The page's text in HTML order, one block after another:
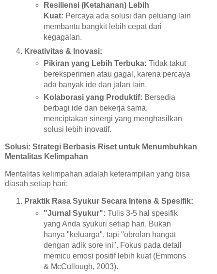
Resiliensi (Ketahanan) Lebih
Kuat: Percaya ada solusi dan peluang lain
membantu bangkit lebih cepat dari
kegagalan.
Kreativitas & Inovasi:
Pikiran yang Lebih Terbuka: Tidak takut
bereksperimen atau gagal, karena percaya
ada banyak ide dan jalan lain.
Kolaborasi yang Produktif: Bersedia
berbagi ide dan bekerja sama,
menciptakan sinergi yang menghasilkan
solusi lebih inovatif.
Solusi: Strategi Berbasis Riset untuk Menumbuhkan
Mentalitas Kelimpahan
Mentalitas kelimpahan adalah keterampilan yang bisa
diasah setiap hari:
Praktik Rasa Syukur Secara Intens & Spesifik:
"Jurnal Syukur": Tulis 3-5 hal spesifik
yang Anda syukuri setiap hari. Bukan
hanya "keluarga", tapi "obrolan hangat
dengan adik sore ini". Fokus pada detail
memicu emosi positif lebih kuat (Emmons
& McCullough, 2003).